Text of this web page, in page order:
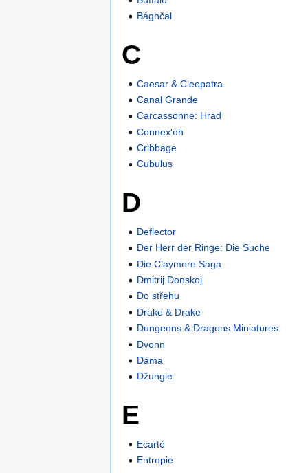
Bághčal
C
Caesar & Cleopatra
Canal Grande
Carcassonne: Hrad
Connex'oh
Cribbage
Cubulus
D
Deflector
Der Herr der Ringe: Die Suche
Die Claymore Saga
Dmitrij Donskoj
Do střehu
Drake & Drake
Dungeons & Dragons Miniatures
Dvonn
Dáma
Džungle
E
Ecarté
Entropie